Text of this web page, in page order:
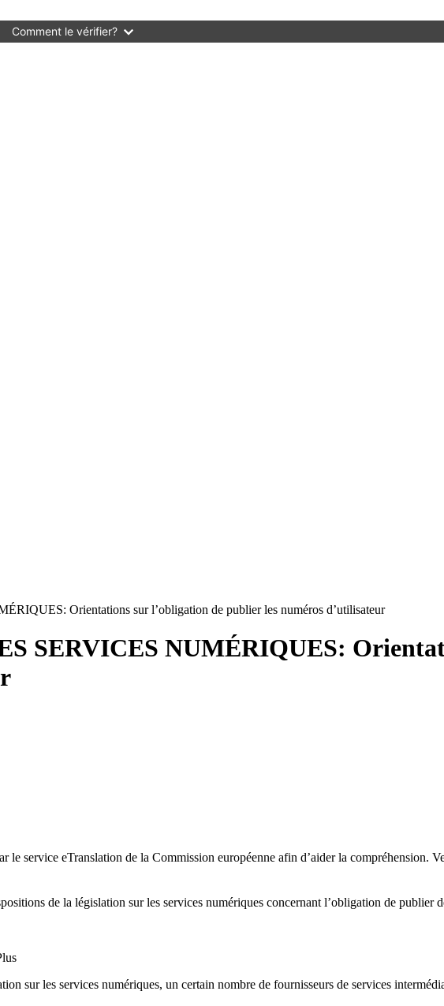
Comment le vérifier?
Orientations sur l’obligation de publier les numéros d’utilisateur
SERVICES NUMÉRIQUES:
le service eTranslation de la Commission européenne afin d’aider la compréhension.
de la législation sur les services numériques concernant l’obligation de publier
sur les services numériques, un certain nombre de fournisseurs de services